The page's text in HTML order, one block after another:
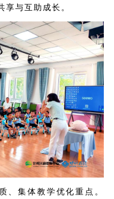
享与互助成长。
、集体教学优化重点。